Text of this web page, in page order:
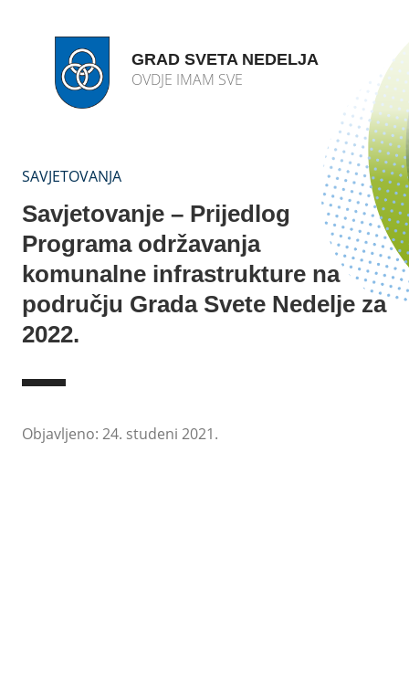
GRAD SVETA NEDELJA
OVDJE IMAM SVE
SAVJETOVANJA
Savjetovanje – Prijedlog
Programa održavanja
komunalne infrastrukture na
području Grada Svete Nedelje za
2022.
Objavljeno: 24. studeni 2021.